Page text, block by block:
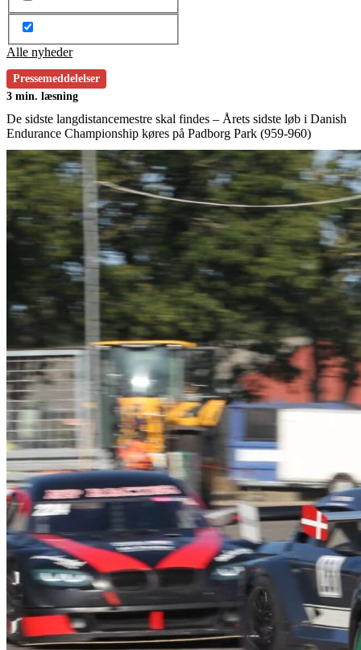
Alle nyheder
Pressemeddelelser
3 min. læsning
De sidste langdistancemestre skal findes – Årets sidste løb i Danish
Endurance Championship køres på Padborg Park (959-960)